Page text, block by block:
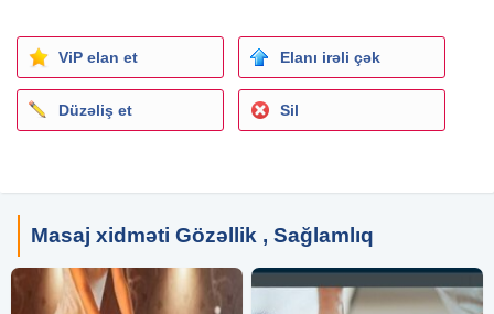
ViP elan et Elanı irəli çək
Düzəliş et Sil
Masaj xidməti Gözəllik , Sağlamlıq